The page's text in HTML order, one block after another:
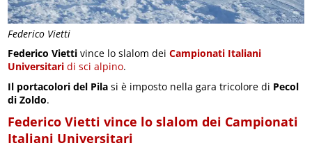
Federico Vietti
Federico Vietti vince lo slalom deiCampionati Italiani
Universitari di sci alpino.
Il portacolori del Pila si è imposto nella gara tricolore di Pecol
di Zoldo.
Federico Vietti vince lo slalom dei Campionati
Italiani Universitari